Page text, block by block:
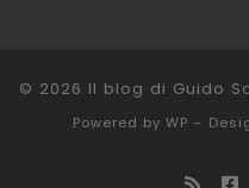
© 2026 Il blog di Guido
Powered by WP –